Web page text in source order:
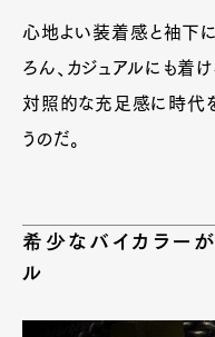
心地よい装着感と袖下に
ろん、カジュアルにも着
対照的な充足感に時代
うのだ。
希少なバイカラーが
ル